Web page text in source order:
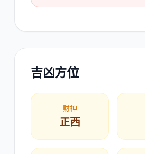
吉凶方位
财神
正西